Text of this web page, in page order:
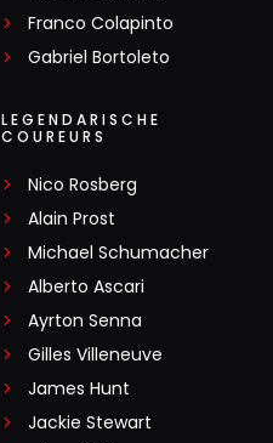
Franco Colapinto
Gabriel Bortoleto
LEGENDARISCHE
COUREURS
Nico Rosberg
Alain Prost
Michael Schumacher
Alberto Ascari
Ayrton Senna
Gilles Villeneuve
James Hunt
Jackie Stewart